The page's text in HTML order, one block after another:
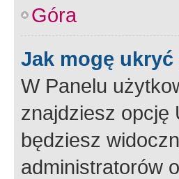
Góra
Jak mogę
W Panelu
znajdziesz opcję
będziesz
administratorów